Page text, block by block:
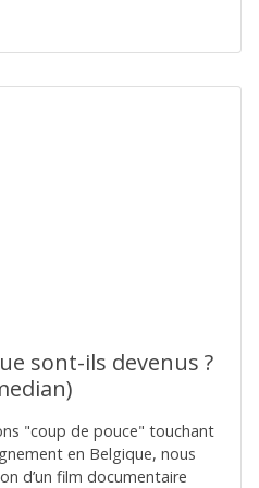
sont-ils devenus ?
"coup de pouce" touchant
en Belgique, nous
d’un film documentaire